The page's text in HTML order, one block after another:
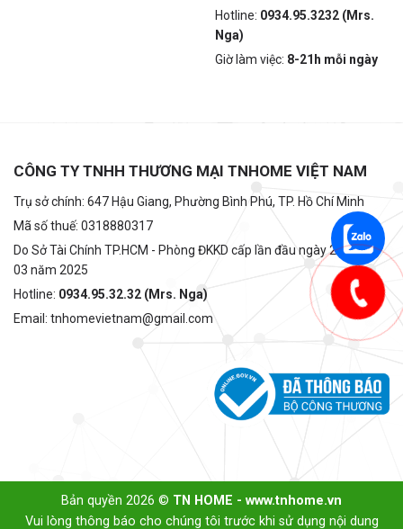
Hotline: 0934.95.3232 (Mrs.
Nga)
Giờ làm việc: 8-21h mỗi ngày
CÔNG TY TNHH THƯƠNG MẠI TNHOME VIỆT NAM
Trụ sở chính: 647 Hậu Giang, Phường Bình Phú, TP. Hồ Chí Minh
Mã số thuế: 0318880317
Do Sở Tài Chính TP.HCM - Phòng ĐKKD cấp lần đầu ngày 22 tháng
03 năm 2025
Hotline: 0934.95.32.32 (Mrs. Nga)
Email: tnhomevietnam@gmail.com
Bản quyền 2026 © TN HOME - www.tnhome.vn
Vui lòng thông báo cho chúng tôi trước khi sử dụng nội dung